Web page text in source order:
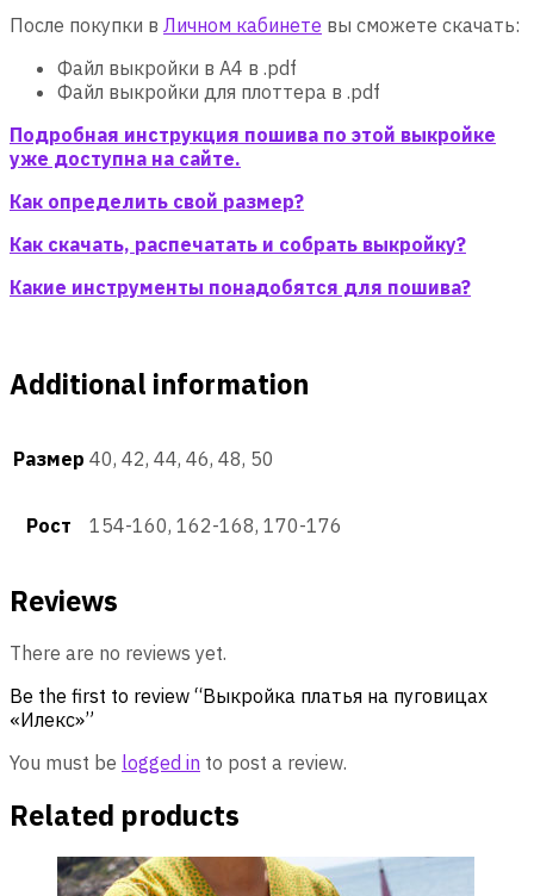
После покупки в Личном кабинете вы сможете скачать:
Файл выкройки в A4 в .pdf
Файл выкройки для плоттера в .pdf
Подробная инструкция пошива по этой выкройке
уже доступна на сайте.
Как определить свой размер?
Как скачать, распечатать и собрать выкройку?
Какие инструменты понадобятся для пошива?
Additional information
Размер 40, 42, 44, 46, 48, 50
Рост 154-160, 162-168, 170-176
Reviews
There are no reviews yet.
Be the first to review “Выкройка платья на пуговицах
«Илекс»”
You must be logged in to post a review.
Related products